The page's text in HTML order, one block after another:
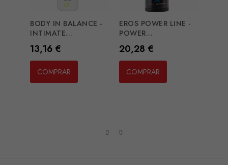
BODY IN BALANCE -
INTIMATE...
Preço
13,16 €
COMPRAR
EROS POWER LINE -
POWER...
Preço
20,28 €
COMPRAR